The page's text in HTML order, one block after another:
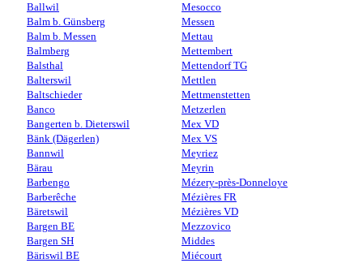
Ballwil
Balm b. Günsberg
Balm b. Messen
Balmberg
Balsthal
Balterswil
Baltschieder
Banco
Bangerten b. Dieterswil
Bänk (Dägerlen)
Bannwil
Bärau
Barbengo
Barberêche
Bäretswil
Bargen BE
Bargen SH
Bäriswil BE
Mesocco
Messen
Mettau
Mettembert
Mettendorf TG
Mettlen
Mettmenstetten
Metzerlen
Mex VD
Mex VS
Meyriez
Meyrin
Mézery-près-Donneloye
Mézières FR
Mézières VD
Mezzovico
Middes
Miécourt